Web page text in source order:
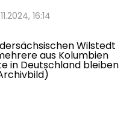
16:14